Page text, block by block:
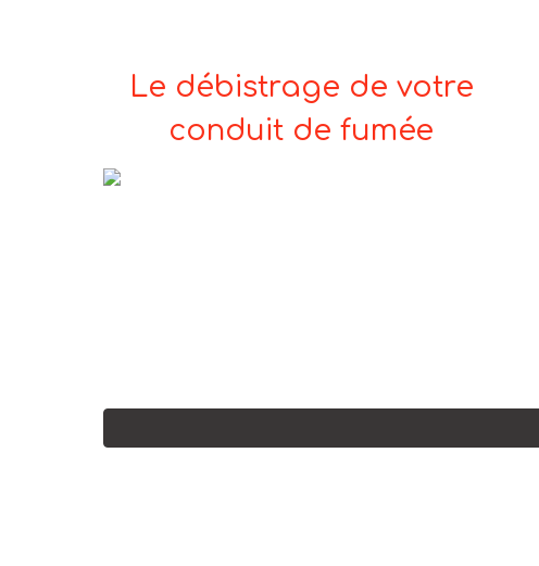
Le débistrage de votre
conduit de fumée